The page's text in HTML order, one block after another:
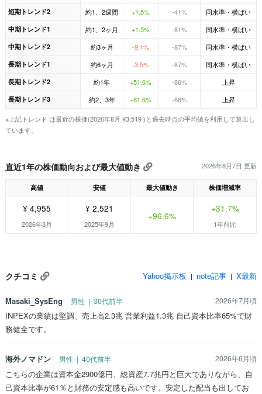
短期トレンド2 約1、2週間 +1.5% -41% 同水準・横ばい
中期トレンド1 約1、2ヶ月 +1.5% -81% 同水準・横ばい
中期トレンド2 約3ヶ月 -9.1% -87% 同水準・横ばい
長期トレンド1 約6ヶ月 -3.5% -87% 同水準・横ばい
長期トレンド2 約1年 +51.6% -86% 上昇
長期トレンド3 約2、3年 +81.6% -88% 上昇
※上記トレンド は最近の株価(2026年8月 ¥3,519 )と過去時点の平均値を利用して算出し
ています。
直近1年の株価動向および最大値動き 2026年8月7日 更新
高値 安値 最大値動き 株価増減率
¥ 4,955
2026年3月
¥ 2,521
2025年9月
+96.6%
+31.7%
1年前比
クチコミ Yahoo掲示板 | note記事 | X最新
Masaki_SysEng 男性 | 30代前半 2026年7月頃
INPEXの業績は堅調、売上高2.3兆 営業利益1.3兆 自己資本比率65%で財
務健全です。
海外ノマドン 男性 | 40代前半 2026年6月頃
こちらの企業は資本金2900億円、総資産7.7兆円と巨大でありながら、自
己資本比率が61％と財務の安定感も高いです。安定した配当も出してお